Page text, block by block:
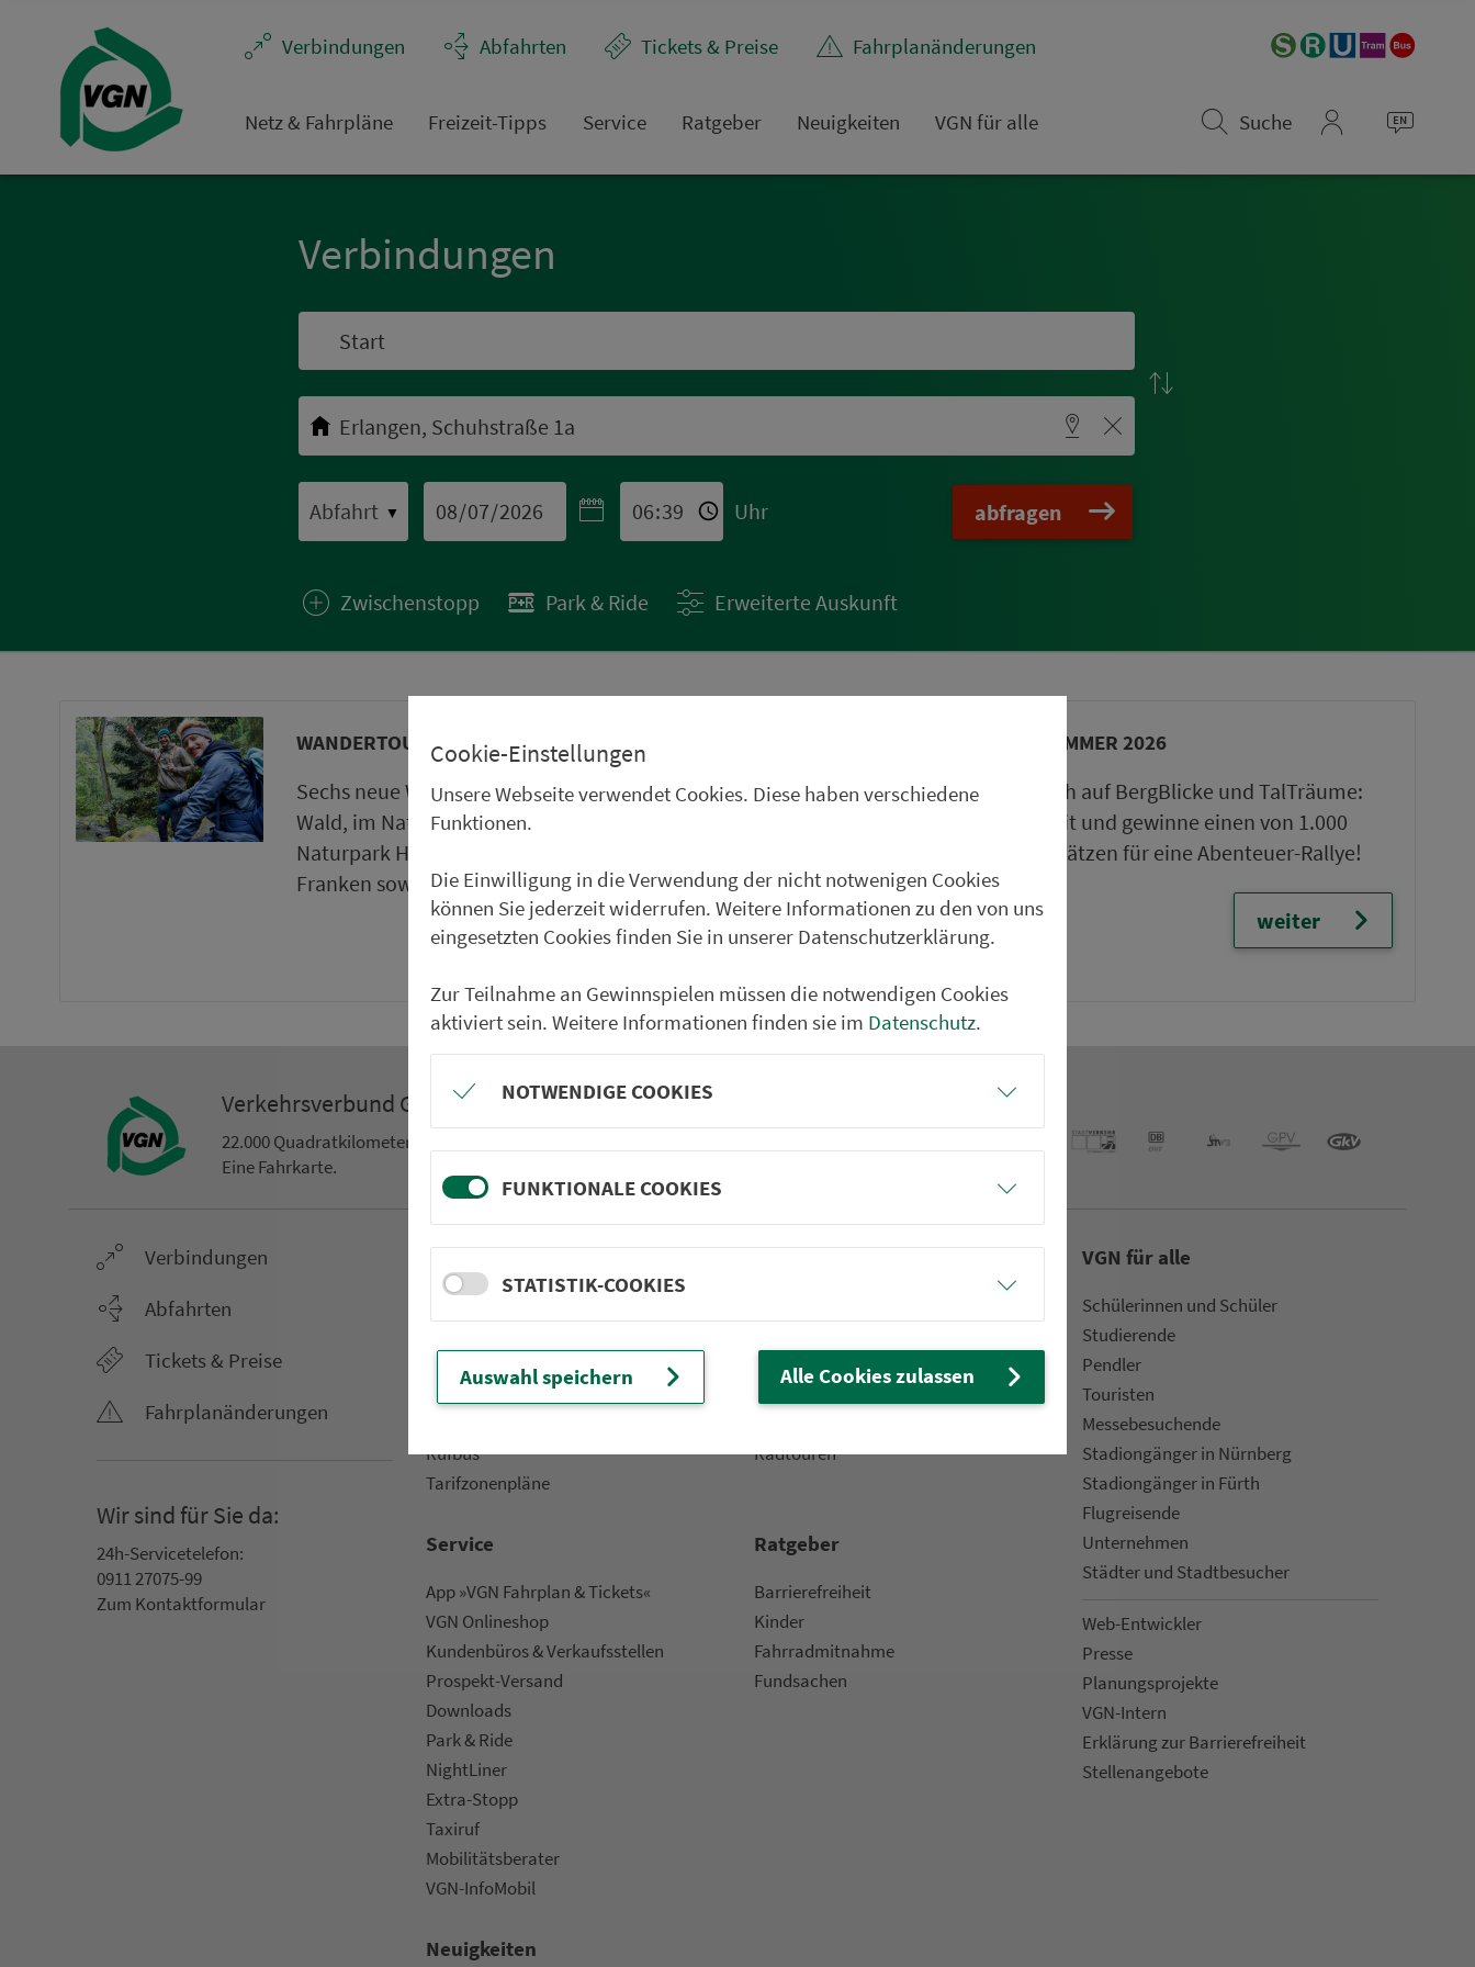
Ver­bin­dungen
Abfahrten Tickets & Preise Fahr­plan­ände­rungen
Netz & Fahrpläne Frei­zeit-Tipps Service Rat­ge­ber Neuigkeiten VGN für alle
Suche
Ver­bin­dungen
▼ Uhr abfragen
Zwischenstopp Park & Ride Erweiterte Auskunft
WANDERTOUREN UND STÄDTETIPPS
Sechs neue Wandertouren im Oberpfälzer
Wald, im Naturpark Frankenwald, im
Naturpark Haßberge und im Weinparadies
Franken sowie ein neuer Städtetipp in Roth.
weiter
VGN-SOMMER 2026
Freu dich auf BergBlicke und TalTräume:
Mach mit und gewinne einen von 1.000
Team-Plätzen für eine Abenteuer-Rallye!
weiter
Ver­kehrs­ver­bund Groß­raum Nürn­berg
22.000 Qua­drat­ki­lo­me­ter. 130 Ver­kehrs­un­ter­neh­men. 1.100 Linien.
Eine Fahr­kar­te.
Ver­bin­dungen
Abfahrten
Tickets & Preise
Fahr­plan­ände­rungen
Wir sind für Sie da:
24h-Ser­vice­te­le­fon:
0911 27075-99
Zum Kon­taktformular
Netz & Fahrpläne
AST-Aus­hang­fahr­plä­ne
Rufbus
Ta­rif­zo­nen­plä­ne
Frei­zeit-Tipps
Wandern
Radtouren
Service
App »VGN Fahrplan & Tickets«
VGN On­line­shop
Kun­den­bü­ros & Ver­kaufs­stel­len
Prospekt-Versand
Downloads
Park & Ride
NightLiner
Extra-Stopp
Taxiruf
Mo­bi­li­täts­be­ra­ter
VGN-InfoMobil
Rat­ge­ber
Bar­ri­e­re­frei­heit
Kinder
Fahr­rad­mit­nah­me
Fund­sachen
Neuigkeiten
VGN für alle
Schülerinnen und Schüler
Stu­die­rende
Pendler
Touristen
Mes­se­be­suchende
Sta­di­on­gän­ger in Nürn­berg
Sta­di­on­gän­ger in Fürth
Flug­rei­sen­de
Un­ter­neh­men
Städter und Stadt­be­su­cher
Web-Entwickler
Presse
Pla­nungs­pro­jekte
VGN-Intern
Erklärung zur Bar­ri­e­re­frei­heit
Stellenan­ge­bote
Cookie-Einstellungen
Unsere Webseite verwendet Cookies. Diese haben verschiedene
Funktionen.
Die Einwilligung in die Verwendung der nicht notwenigen Cookies
können Sie jederzeit widerrufen. Weitere Informationen zu den von uns
eingesetzten Cookies finden Sie in unserer Datenschutzerklärung.
Zur Teilnahme an Gewinnspielen müssen die notwendigen Cookies
aktiviert sein. Weitere Informationen finden sie im Datenschutz.
NOTWENDIGE COOKIES
FUNKTIONALE COOKIES
STATISTIK-COOKIES
Auswahl speichern Alle Cookies zulassen